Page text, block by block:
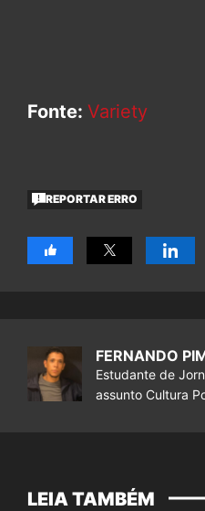
Fonte: Variety
REPORTAR ERRO
FERNANDO
Estudante de
assunto Cultura
LEIA TAMBÉM